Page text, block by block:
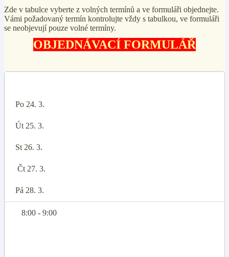
Zde v tabulce vyberte z volných termínů a ve formuláři objednejte.
Vámi požadovaný termín kontrolujte vždy s tabulkou, ve formuláři
se neobjevují pouze volné termíny.
OBJEDNÁVACÍ FORMULÁŘ
Po 24. 3.
Út 25. 3.
St 26. 3.
Čt 27. 3.
Pá 28. 3.
8:00 - 9:00